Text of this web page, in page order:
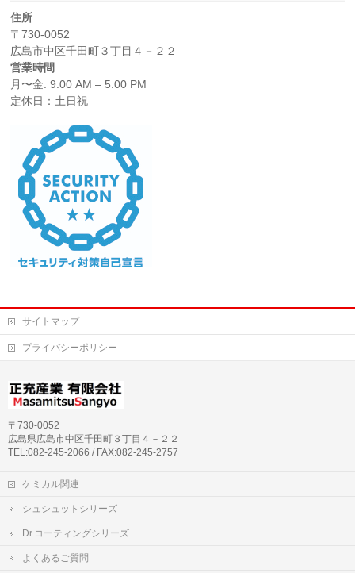
住所
〒730-0052
広島市中区千田町３丁目４－２２
営業時間
月〜金: 9:00 AM – 5:00 PM
定休日：土日祝
サイトマップ
プライバシーポリシー
〒730-0052
広島県広島市中区千田町３丁目４－２２
TEL:082-245-2066 / FAX:082-245-2757
ケミカル関連
シュシュットシリーズ
Dr.コーティングシリーズ
よくあるご質問